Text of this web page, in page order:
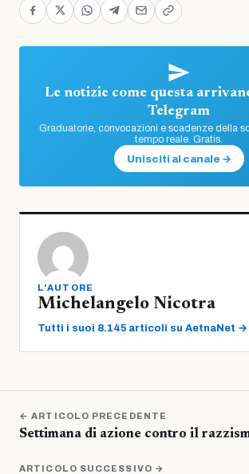
Le notizie come questa
Telegram
Graduatorie, convocazioni e scadenze della
tempo reale. Gratis.
Unisciti al canale →
L'AUTORE
Michelangelo Nicotra
Tutti i suoi 8.145 articoli su AetnaNet →
← ARTICOLO PRECEDENTE
Settimana di azione contro il
ARTICOLO SUCCESSIVO →